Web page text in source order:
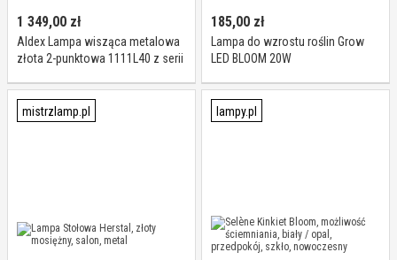
1 349,00 zł
Aldex Lampa wisząca metalowa
złota 2-punktowa 1111L40 z serii
185,00 zł
Lampa do wzrostu roślin Grow
LED BLOOM 20W
mistrzlamp.pl lampy.pl